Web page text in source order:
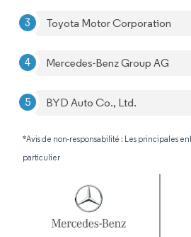
Toyota Motor Corporation
Mercedes-Benz Group AG
BYD Auto Co., Ltd.
*Avis de non-responsabilité : Les principales
particulier